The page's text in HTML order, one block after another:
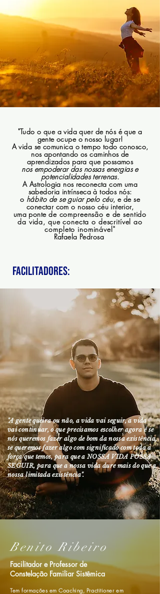
"Tudo o que a vida quer de nós é que a
gente ocupe o nosso lugar!
A vida se comunica o tempo todo conosco,
nos apontando os caminhos de
aprendizados para que possamos
nos empoderar dasnossas energias e
potencialidades terrenas.
A Astrologia nos reconecta com uma
sabedoria intrínseca à todos nós:
o hábitode se guiar pelo céu, e de se
conectar com o nosso céu interior,
uma pontede compreensão e de sentido
da vida, que conecta o descritível ao
completo inominável"
Rafaela Pedrosa
Facilitadores:
"A gente queira ou não, a vida vai seguir, a vida
vai continuar, o que precisamos escolher agora é se
nós queremos fazer algo de bom da nossa existência,
se queremos fazer algo com significado com toda a
força que temos, para que a NOSSA VIDA POSSA
SEGUIR, para que a nossa vida dure mais do que a
nossa limitada existência".
Benito Ribeiro
Facilitador e Professor de
Constelação Familiar Sistêmica
Tem formações em Coaching, Practitioner em